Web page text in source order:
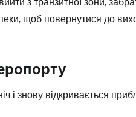
щоб повернутися до
і знову відкривається